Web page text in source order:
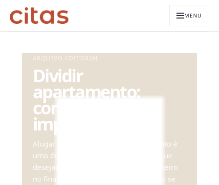
MENU
ARQUIVO EDITORIAL
Dividir
apartamento:
confira 5 dicas
imperdíveis
Alugar um quarto e dividir apartamento é
uma ótima alternativa para aqueles que
desejam ou precisam poupar um dinheiro
no final do mês. Mas nem sempre isso se